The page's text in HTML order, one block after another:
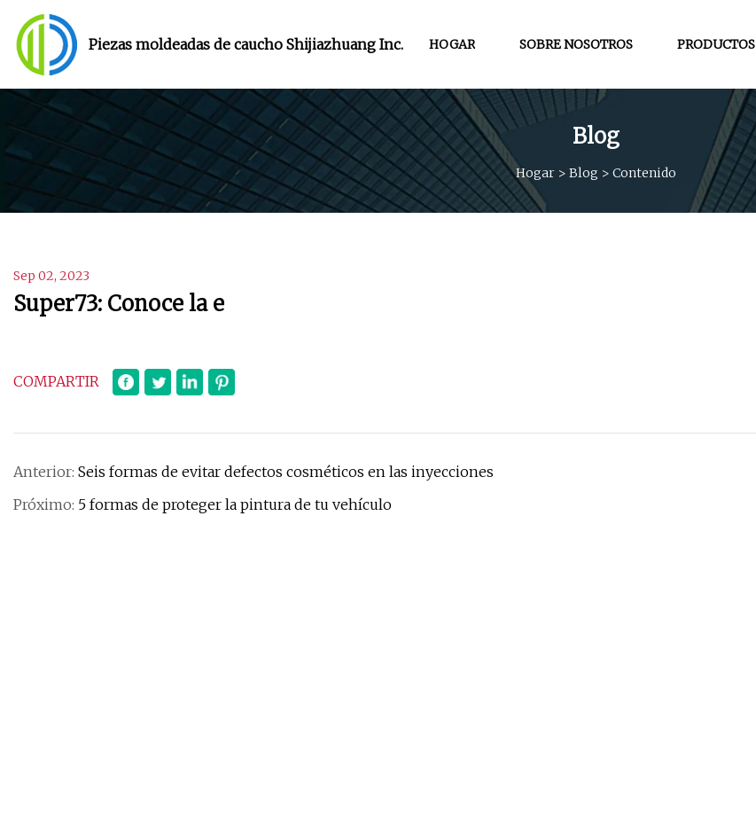
Piezas moldeadas de caucho Shijiazhuang Inc. HOGAR SOBRE NOSOTROS PRODUCTOS
Blog
Hogar> Blog > Contenido
Sep 02, 2023
Super73: Conoce la e
COMPARTIR
Anterior: Seis formas de evitar defectos cosméticos en las inyecciones
Próximo: 5 formas de proteger la pintura de tu vehículo